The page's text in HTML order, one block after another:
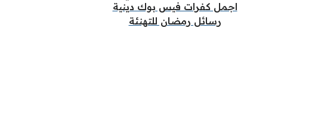
اجمل كفرات فيس بوك دينية
رسائل رمضان للتهنئة